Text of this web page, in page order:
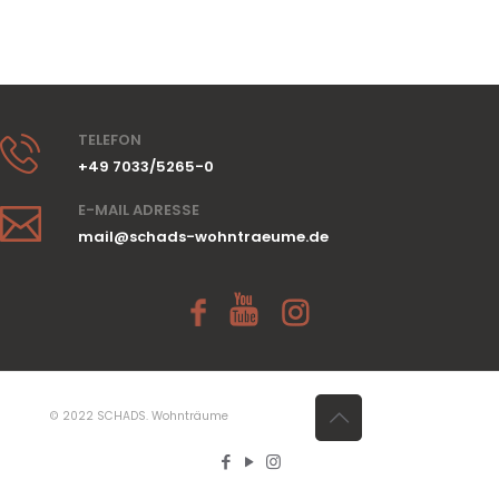
TELEFON
+49 7033/5265-0
E-MAIL ADRESSE
mail@schads-wohntraeume.de
© 2022 SCHADS. Wohnträume